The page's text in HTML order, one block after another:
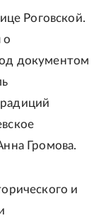
Роговской.
о
документом
Громова.
и